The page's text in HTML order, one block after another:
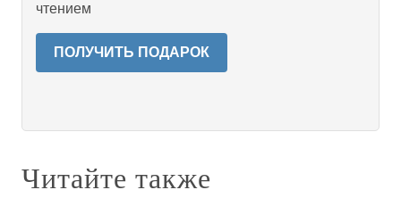
чтением
ПОЛУЧИТЬ ПОДАРОК
Читайте также